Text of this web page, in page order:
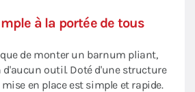
à la portée de tous
de monter un barnum pliant,
d'aucun outil. Doté d'une structure
en place est simple et rapide.